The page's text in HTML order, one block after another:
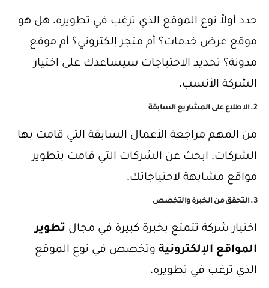
حدد أولاً نوع الموقع الذي ترغب في تطويره. هل هو
موقع عرض خدمات؟ أم متجر إلكتروني؟ أم موقع
مدونة؟ تحديد الاحتياجات سيساعدك على اختيار
الشركة الأنسب.
2. الاطلاع على المشاريع السابقة
من المهم مراجعة الأعمال السابقة التي قامت بها
الشركات. ابحث عن الشركات التي قامت بتطوير
مواقع مشابهة لاحتياجاتك.
3. التحقق من الخبرة والتخصص
اختيار شركة تتمتع بخبرة كبيرة في مجال تطوير
المواقع الإلكترونية وتخصص في نوع الموقع
الذي ترغب في تطويره.